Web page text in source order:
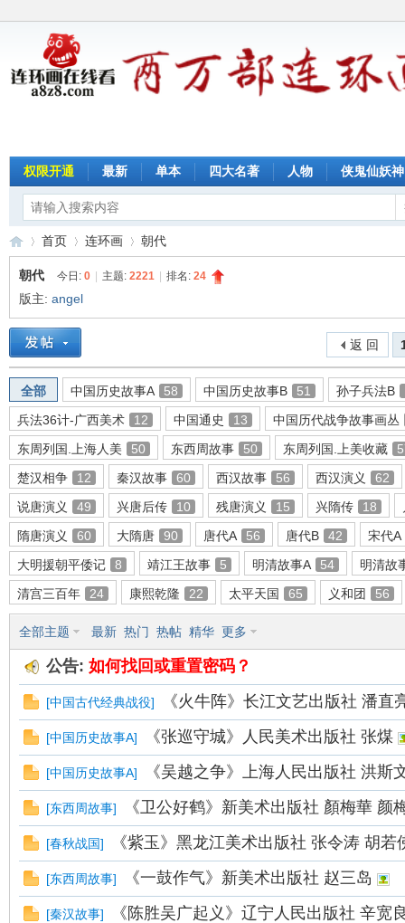
权限开通 最新 单本 四大名著 人物 侠鬼仙妖神
连
环
在
»
首页
›
连环画
›
朝代
朝代 今日: 0 主题: 2221 排名: 24
版主: angel
返 回
全部 中国历史故事A 58 中国历史故事B 51 孙子兵法B
兵法36计-广西美术
12 中国通史 13
中国历代战争故事画丛
东周列国.上海人美
50 东西周故事 50 东周列国.上美收藏
楚汉相争
12 秦汉故事 60 西汉故事 56 西汉演义
62
说唐演义
49 兴唐后传 10 残唐演义 15 兴隋传 18
隋唐演义
60 大隋唐 90 唐代A 56 唐代B 42
宋代A
大明援朝平倭记
8 靖江王故事 5 明清故事A 54
明清故
清宫三百年
24 康熙乾隆 22 太平天国 65 义和团 56
全部主题 最新 热门 热帖 精华 更多
公告: 如何找回或重置密码？
[中国古代经典战役] 《火牛阵》长江文艺出版社 潘直
[中国历史故事A] 《张巡守城》人民美术出版社 张煤
[中国历史故事A] 《吴越之争》上海人民出版社 洪斯
[东西周故事] 《卫公好鹤》新美术出版社 顏梅華 颜
[春秋战国] 《紫玉》黑龙江美术出版社 张令涛 胡若
[东西周故事] 《一鼓作气》新美术出版社 赵三岛
[秦汉故事] 《陈胜吴广起义》辽宁人民出版社 辛宽